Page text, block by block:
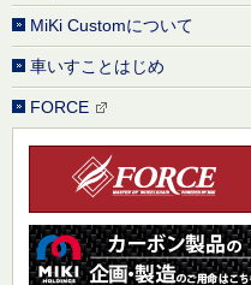
MiKi Customについて
車いすことはじめ
FORCE